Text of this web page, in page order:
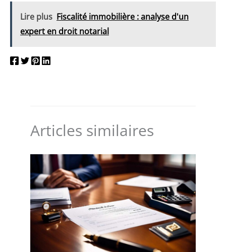
Lire plus Fiscalité immobilière : analyse d'un
expert en droit notarial
Articles similaires